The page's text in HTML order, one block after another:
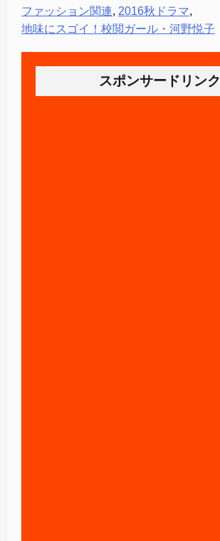
ファッション関連, 2016秋ドラマ,
地味にスゴイ！校閲ガール・河野悦子
スポンサードリンク